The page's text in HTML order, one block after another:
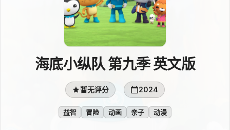
海底小纵队 第九季 英文版
暂无评分 2024
益智 冒险 动画 亲子 动漫